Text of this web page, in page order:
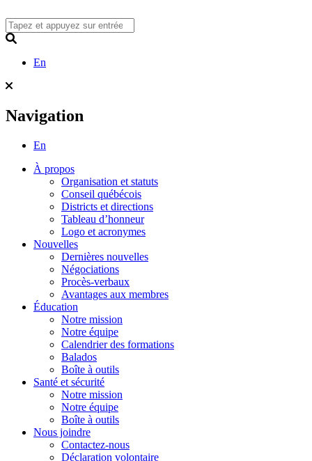
to
content
En
Navigation
En
À propos
Organisation et statuts
Conseil québécois
Districts et directions
Tableau d’honneur
Logo et acronymes
Nouvelles
Dernières nouvelles
Négociations
Procès-verbaux
Avantages aux membres
Éducation
Notre mission
Notre équipe
Calendrier des formations
Balados
Boîte à outils
Santé et sécurité
Notre mission
Notre équipe
Boîte à outils
Nous joindre
Contactez-nous
Déclaration volontaire